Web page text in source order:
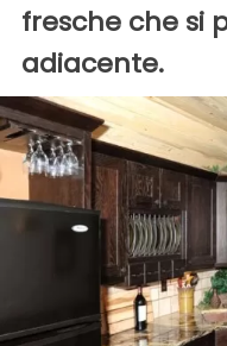
fresche che si
adiacente.